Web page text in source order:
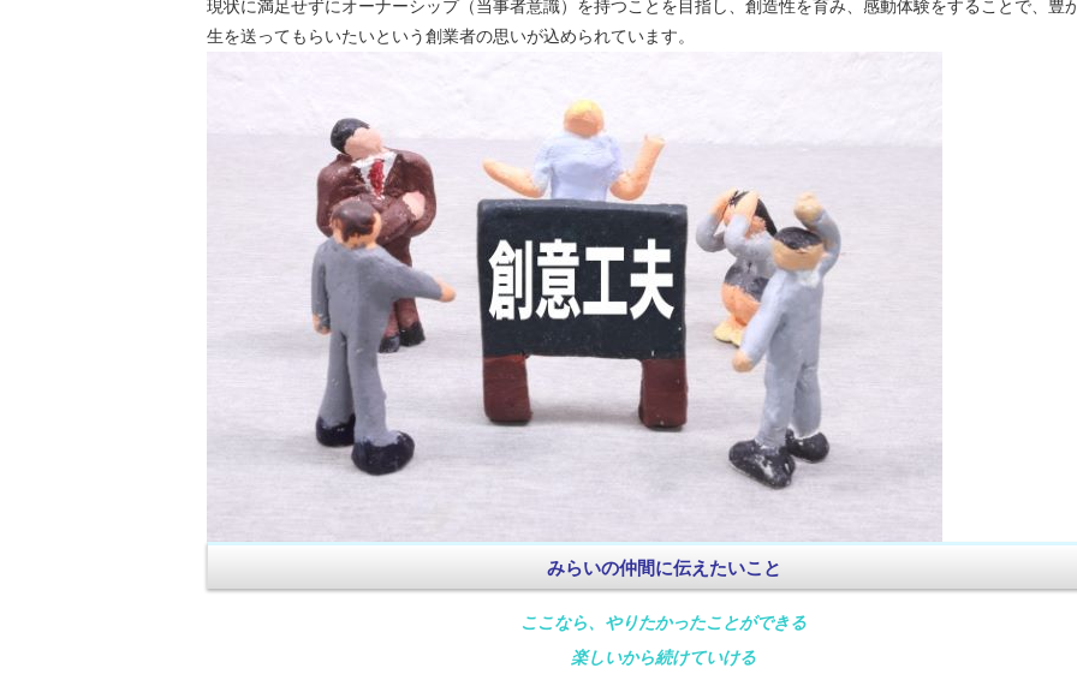
現状に満足せずにオーナーシップ（当事者意識）を持つことを目指し、創造性を育み、感動体験をすることで、豊
生を送ってもらいたいという創業者の思いが込められています。
みらいの仲間に伝えたいこと
ここなら、やりたかったことができる
楽しいから続けていける